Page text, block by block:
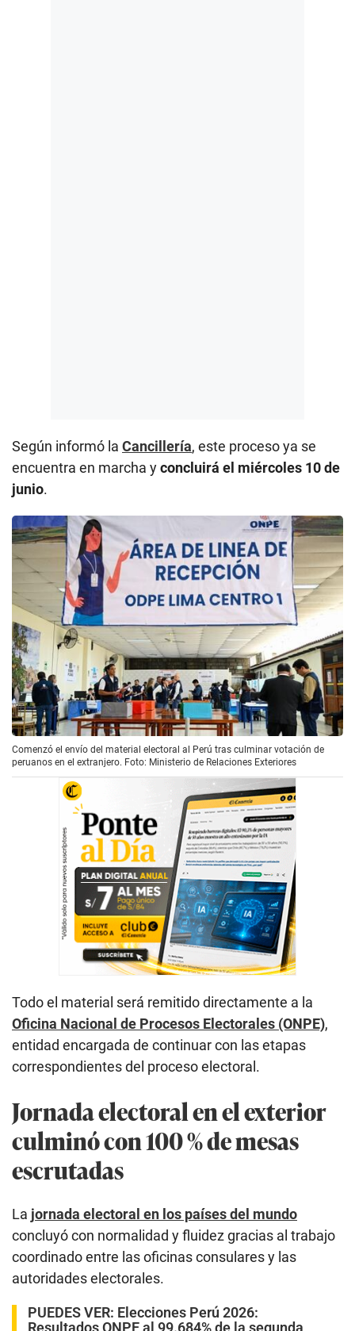
Según informó la Cancillería, este proceso ya se
encuentra en marcha yconcluirá el miércoles 10 de
junio.
Comenzó el envío del material electoral al Perú tras culminar votación de
peruanos en el extranjero. Foto: Ministerio de Relaciones Exteriores
Todo el material será remitido directamente a la
Oficina Nacional de Procesos Electorales (ONPE),
entidad encargada de continuar con las etapas
correspondientes del proceso electoral.
Jornada electoral en el exterior
culminó con 100 % de mesas
escrutadas
La jornada electoral en los países del mundo
concluyó con normalidad y fluidez gracias al trabajo
coordinado entre las oficinas consulares y las
autoridades electorales.
PUEDES VER: Elecciones Perú 2026:
Resultados ONPE al 99.684% de la segunda